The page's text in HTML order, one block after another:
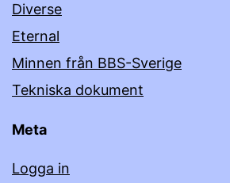
Diverse
Eternal
Minnen från BBS-Sverige
Tekniska dokument
Meta
Logga in